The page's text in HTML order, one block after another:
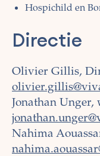
Hospichild en
Directie
Olivier Gillis,
Jonathan
Nahima